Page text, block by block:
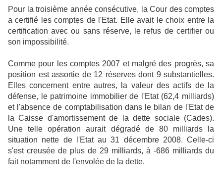
Pour la troisième année consécutive, la Cour des comptes
a certifié les comptes de l'Etat. Elle avait le choix entre la
certification avec ou sans réserve, le refus de certifier ou
son impossibilité.
Comme pour les comptes 2007 et malgré des progrès, sa
position est assortie de 12 réserves dont 9 substantielles.
Elles concernent entre autres, la valeur des actifs de la
défense, le patrimoine immobilier de l'Etat (62,4 milliards)
et l'absence de comptabilisation dans le bilan de l'Etat de
la Caisse d'amortissement de la dette sociale (Cades).
Une telle opération aurait dégradé de 80 milliards la
situation nette de l'Etat au 31 décembre 2008. Celle-ci
s'est creusée de plus de 29 milliards, à -686 milliards du
fait notamment de l'envolée de la dette.